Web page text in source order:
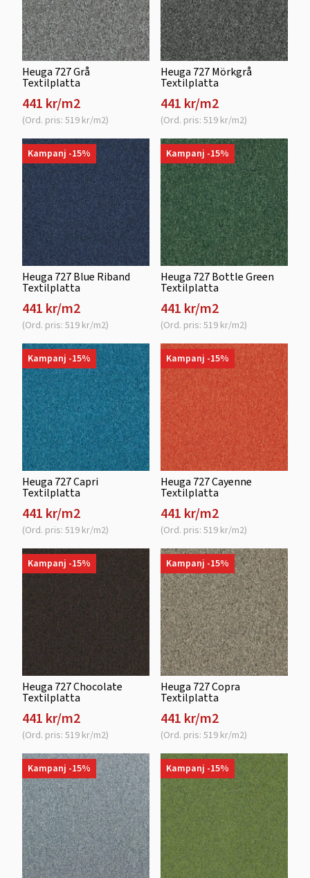
Heuga 727 Grå
Textilplatta
441 kr/m2
(Ord. pris: 519 kr/m2)
Heuga 727 Mörkgrå
Textilplatta
441 kr/m2
(Ord. pris: 519 kr/m2)
Kampanj -15%
Heuga 727 Blue Riband
Textilplatta
441 kr/m2
(Ord. pris: 519 kr/m2)
Kampanj -15%
Heuga 727 Bottle Green
Textilplatta
441 kr/m2
(Ord. pris: 519 kr/m2)
Kampanj -15%
Heuga 727 Capri
Textilplatta
441 kr/m2
(Ord. pris: 519 kr/m2)
Kampanj -15%
Heuga 727 Cayenne
Textilplatta
441 kr/m2
(Ord. pris: 519 kr/m2)
Kampanj -15%
Heuga 727 Chocolate
Textilplatta
441 kr/m2
(Ord. pris: 519 kr/m2)
Kampanj -15%
Heuga 727 Copra
Textilplatta
441 kr/m2
(Ord. pris: 519 kr/m2)
Kampanj -15% Kampanj -15%